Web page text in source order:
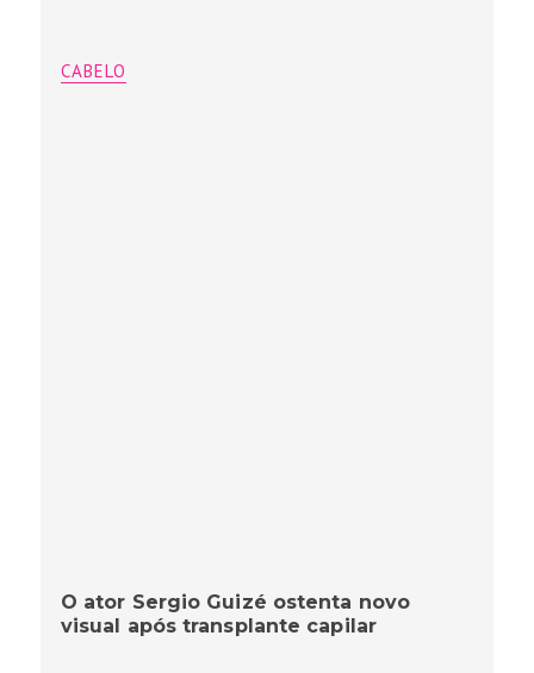
CABELO
O ator Sergio Guizé ostenta novo
visual após transplante capilar